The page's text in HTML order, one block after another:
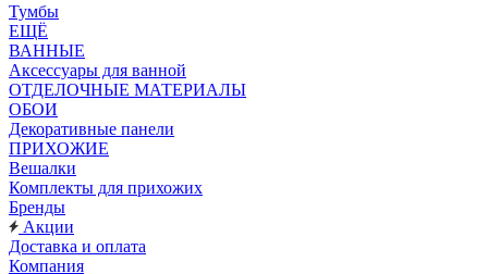
Тумбы
ЕЩЁ
ВАННЫЕ
Аксессуары для ванной
ОТДЕЛОЧНЫЕ МАТЕРИАЛЫ
ОБОИ
Декоративные панели
ПРИХОЖИЕ
Вешалки
Комплекты для прихожих
Бренды
Акции
Доставка и оплата
Компания